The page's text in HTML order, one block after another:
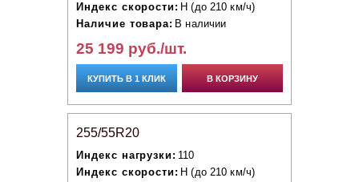
Индекс скорости: H (до 210 км/ч)
Наличие товара: В наличии
25 199 руб./шт.
КУПИТЬ В 1 КЛИК В КОРЗИНУ
255/55R20
Индекс нагрузки: 110
Индекс скорости: H (до 210 км/ч)